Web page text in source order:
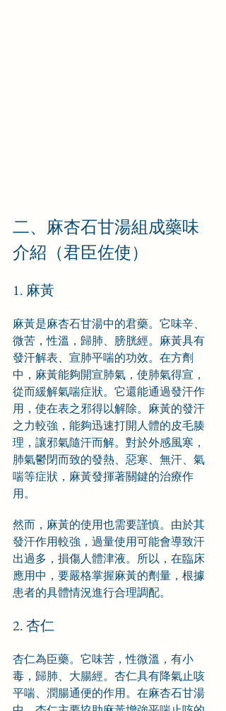
二、麻杏石甘湯組成藥味
介紹（君臣佐使）
1. 麻黃
麻黃是麻杏石甘湯中的君藥。它味辛、
微苦，性溫，歸肺、膀胱經。麻黃具有
發汗解表、宣肺平喘的功效。在方劑
中，麻黃能夠開宣肺氣，使肺氣得宣，
從而緩解氣喘症狀。它還能通過發汗作
用，使在表之邪得以解除。麻黃的發汗
之力較強，能夠迅速打開人體的皮毛腠
理，讓邪氣隨汗而解。對於外感風寒，
肺氣鬱閉而致的發熱、惡寒、無汗、氣
喘等症狀，麻黃發揮著關鍵的治療作
用。
然而，麻黃的使用也需要謹慎。由於其
發汗作用較強，過量使用可能會導致汗
出過多，損傷人體津液。所以，在臨床
應用中，要嚴格掌握麻黃的劑量，根據
患者的具體情況進行合理調配。
2. 杏仁
杏仁為臣藥。它味苦，性微溫，有小
毒，歸肺、大腸經。杏仁具有降氣止咳
平喘、潤腸通便的作用。在麻杏石甘湯